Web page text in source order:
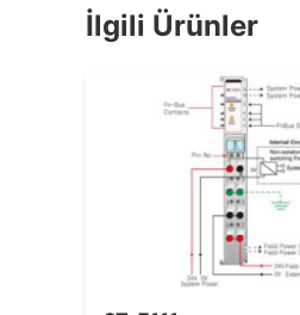
İlgili Ürünler